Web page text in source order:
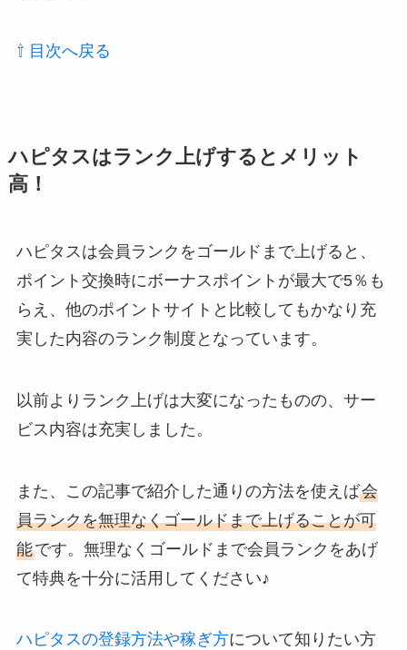
⇧ 目次へ戻る
ハピタスはランク上げするとメリット
高！
ハピタスは会員ランクをゴールドまで上げると、
ポイント交換時にボーナスポイントが最大で5％も
らえ、他のポイントサイトと比較してもかなり充
実した内容のランク制度となっています。
以前よりランク上げは大変になったものの、サー
ビス内容は充実しました。
また、この記事で紹介した通りの方法を使えば会
員ランクを無理なくゴールドまで上げることが可
能です。無理なくゴールドまで会員ランクをあげ
て特典を十分に活用してください♪
ハピタスの登録方法や稼ぎ方について知りたい方